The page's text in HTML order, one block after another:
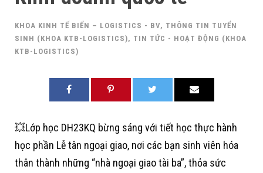
KHOA KINH TẾ BIỂN – LOGISTICS - BV, THÔNG TIN TUYỂN
SINH (KHOA KTB-LOGISTICS), TIN TỨC - HOẠT ĐỘNG (KHOA
KTB-LOGISTICS)
💥Lớp học DH23KQ bừng sáng với tiết học thực hành
học phần Lễ tân ngoại giao, nơi các bạn sinh viên hóa
thân thành những “nhà ngoại giao tài ba”, thỏa sức